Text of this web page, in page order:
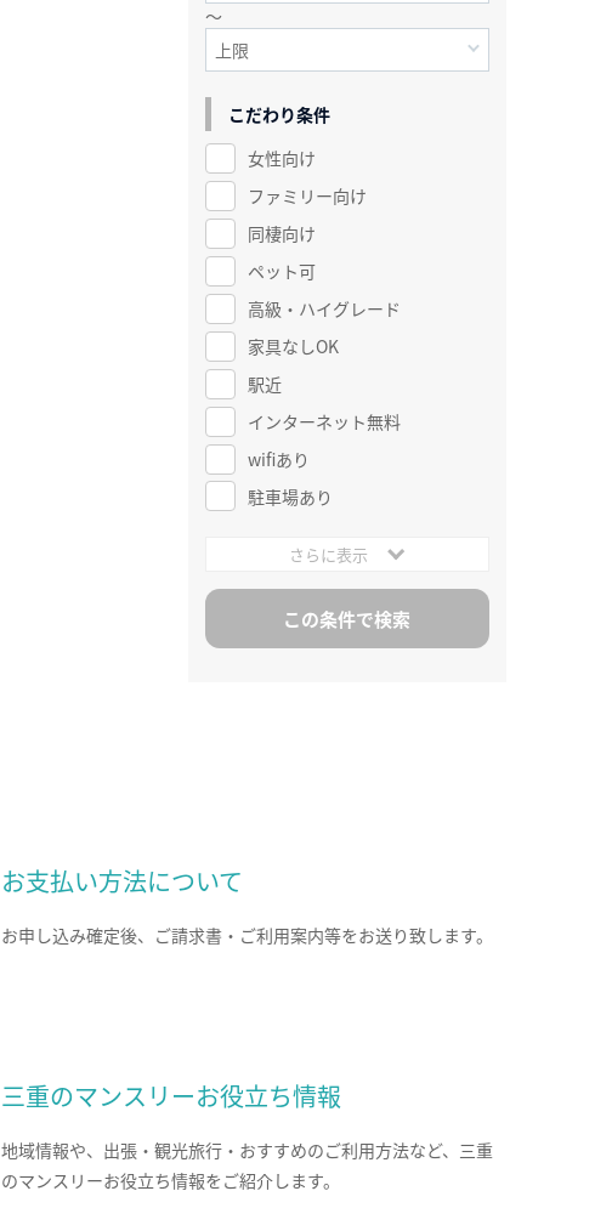
～
こだわり条件
女性向け
ファミリー向け
同棲向け
ペット可
高級・ハイグレード
家具なしOK
駅近
インターネット無料
wifiあり
駐車場あり
さらに表示
お支払い方法について
お申し込み確定後、ご請求書・ご利用案内等をお送り致します。
三重のマンスリーお役立ち情報
地域情報や、出張・観光旅行・おすすめのご利用方法など、三重
のマンスリーお役立ち情報をご紹介します。